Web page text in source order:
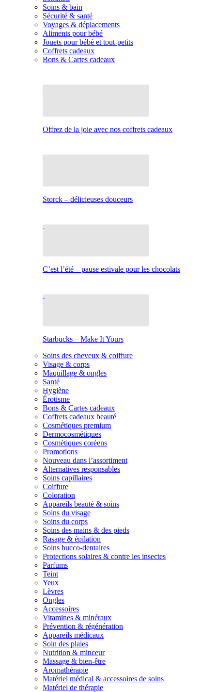
Soins & bain
Sécurité & santé
Voyages & déplacements
Aliments pour bébé
Jouets pour bébé et tout-petits
Coffrets cadeaux
Bons & Cartes cadeaux
Offrez de la joie avec nos coffrets cadeaux
Storck – délicieuses douceurs
C’est l’été – pause estivale pour les chocolats
Starbucks – Make It Yours
Soins des cheveux & coiffure
Visage & corps
Maquillage & ongles
Santé
Hygiène
Érotisme
Bons & Cartes cadeaux
Coffrets cadeaux beauté
Cosmétiques premium
Dermocosmétiques
Cosmétiques coréens
Promotions
Nouveau dans l’assortiment
Alternatives responsables
Soins capillaires
Coiffure
Coloration
Appareils beauté & soins
Soins du visage
Soins du corps
Soins des mains & des pieds
Rasage & épilation
Soins bucco-dentaires
Protections solaires & contre les insectes
Parfums
Teint
Yeux
Lèvres
Ongles
Accessoires
Vitamines & minéraux
Prévention & régénération
Appareils médicaux
Soin des plaies
Nutrition & minceur
Massage & bien-être
Aromathérapie
Matériel médical & accessoires de soins
Matériel de thérapie